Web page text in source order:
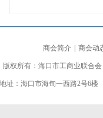
商会简介 商会动
版权所有：海口市工商业联合
地址：海口市海甸一西路2号6